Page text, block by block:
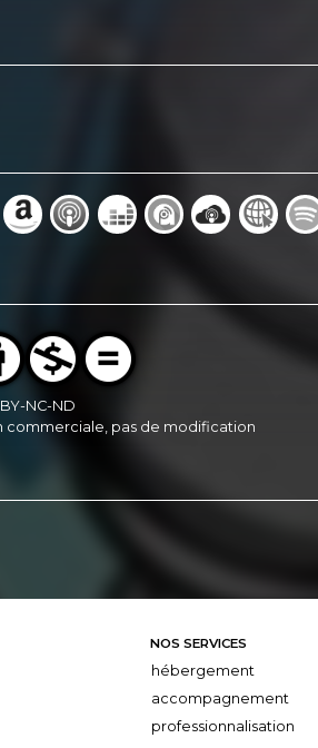
NC-ND
commerciale, pas de modification
NOS SERVICES
hébergement
accompagnement
professionnalisation